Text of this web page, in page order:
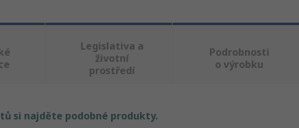
Legislativa a
životní
prostředí
Podrobnosti
o výrobku
si najděte podobné produkty.